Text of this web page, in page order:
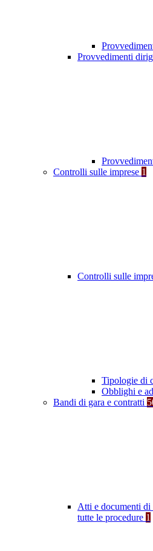
Provvedimenti
Controlli sulle imprese 1
Controlli sulle
Tipologie di
Obblighi e
Bandi di gara e contratti
Atti e documenti di
tutte le procedure 1